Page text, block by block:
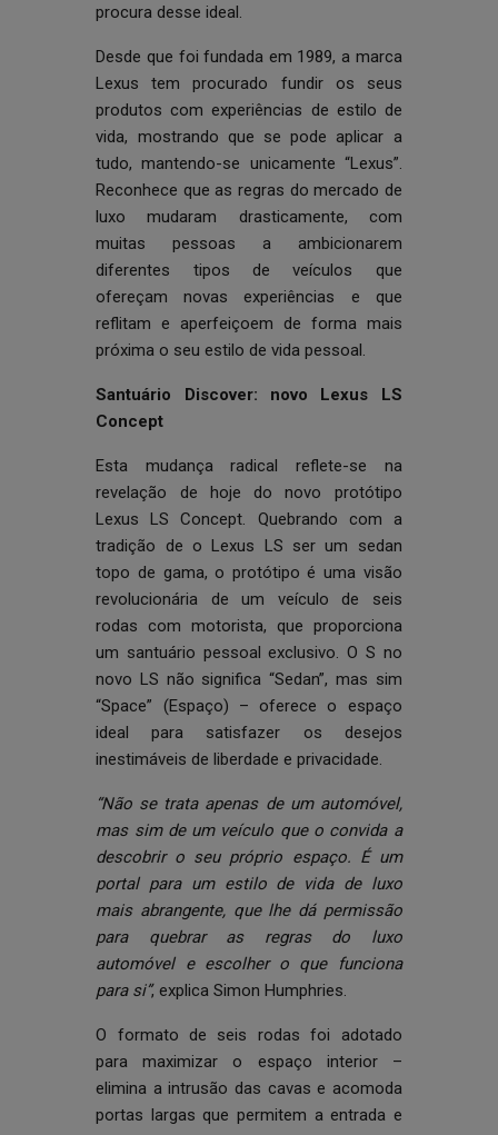
procura desse ideal.
Desde que foi fundada em 1989, a marca
Lexus tem procurado fundir os seus
produtos com experiências de estilo de
vida, mostrando que se pode aplicar a
tudo, mantendo-se unicamente “Lexus”.
Reconhece que as regras do mercado de
luxo mudaram drasticamente, com
muitas pessoas a ambicionarem
diferentes tipos de veículos que
ofereçam novas experiências e que
reflitam e aperfeiçoem de forma mais
próxima o seu estilo de vida pessoal.
Santuário Discover: novo Lexus LS
Concept
Esta mudança radical reflete-se na
revelação de hoje do novo protótipo
Lexus LS Concept. Quebrando com a
tradição de o Lexus LS ser um sedan
topo de gama, o protótipo é uma visão
revolucionária de um veículo de seis
rodas com motorista, que proporciona
um santuário pessoal exclusivo. O S no
novo LS não significa “Sedan”, mas sim
“Space” (Espaço) – oferece o espaço
ideal para satisfazer os desejos
inestimáveis de liberdade e privacidade.
“Não se trata apenas de um automóvel,
mas sim de um veículo que o convida a
descobrir o seu próprio espaço. É um
portal para um estilo de vida de luxo
mais abrangente, que lhe dá permissão
para quebrar as regras do luxo
automóvel e escolher o que funciona
para si”, explica Simon Humphries.
O formato de seis rodas foi adotado
para maximizar o espaço interior –
elimina a intrusão das cavas e acomoda
portas largas que permitem a entrada e